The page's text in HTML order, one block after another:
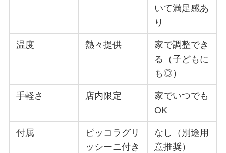
いて満足感あ
り
温度 熱々提供
家で調整でき
る（子どもに
も◎）
手軽さ 店内限定
家でいつでも
OK
付属
ピッコラグリ
ッシーニ付き
なし（別途用
意推奨）